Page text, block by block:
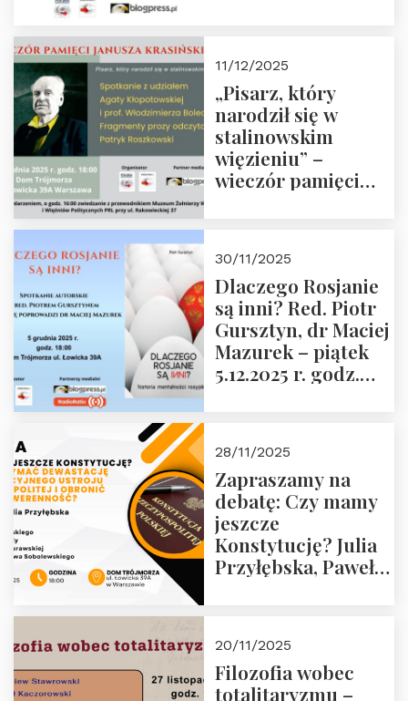
11/12/2025
„Pisarz, który
narodził się w
stalinowskim
więzieniu” –
wieczór pamięci
zwiedzanie
Muzeum Żołnierzy
Wyklętych i
Więźniów
Politycznych PRL o
godz. 16:00 – 19
30/11/2025
Dlaczego Rosjanie
są inni? Red. Piotr
Gursztyn, dr Maciej
Mazurek – piątek
5.12.2025 r. godz.
28/11/2025
Zapraszamy na
debatę: Czy mamy
jeszcze
Konstytucję? Julia
Przyłębska, Paweł
Przemysław
Sobolewski – 4
20/11/2025
Filozofia wobec
totalitaryzmu –